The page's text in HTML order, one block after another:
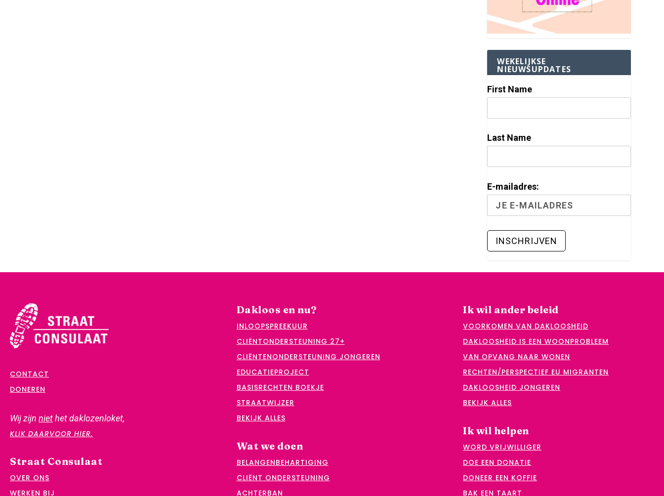
WEKELIJKSE
NIEUWSUPDATES
First Name
Last Name
E-mailadres:
CONTACT
DONEREN
Wij zijn niethet daklozenloket,
KLIK DAARVOOR HIER.
Straat Consulaat
OVER ONS
WERKEN BIJ
Dakloos en nu?
INLOOPSPREEKUUR
CLIËNTONDERSTEUNING 27+
CLIËNTENONDERSTEUNING JONGEREN
EDUCATIEPROJECT
BASISRECHTEN BOEKJE
STRAATWIJZER
BEKIJK ALLES
Wat we doen
BELANGENBEHARTIGING
CLIËNT ONDERSTEUNING
ACHTERBAN
Ik wil ander beleid
VOORKOMEN VAN DAKLOOSHEID
DAKLOOSHEID IS EEN WOONPROBLEEM
VAN OPVANG NAAR WONEN
RECHTEN/PERSPECTIEF EU MIGRANTEN
DAKLOOSHEID JONGEREN
BEKIJK ALLES
Ik wil helpen
WORD VRIJWILLIGER
DOE EEN DONATIE
DONEER EEN KOFFIE
BAK EEN TAART